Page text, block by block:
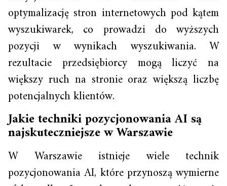
optymalizację stron internetowych pod kątem
wyszukiwarek, co prowadzi do wyższych
pozycji w wynikach wyszukiwania. W
rezultacie przedsiębiorcy mogą liczyć na
większy ruch na stronie oraz większą liczbę
potencjalnych klientów.
Jakie techniki pozycjonowania AI są
najskuteczniejsze w Warszawie
W Warszawie istnieje wiele technik
pozycjonowania AI, które przynoszą wymierne